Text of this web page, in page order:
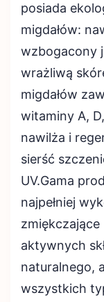
posiada
migdałów:
wzbogacony
wrażliwą
migdałów
witaminy A,
nawilża i
sierść
UV.Gama
najpełniej
zmiękczające
aktywnych
naturalnego,
wszystkich